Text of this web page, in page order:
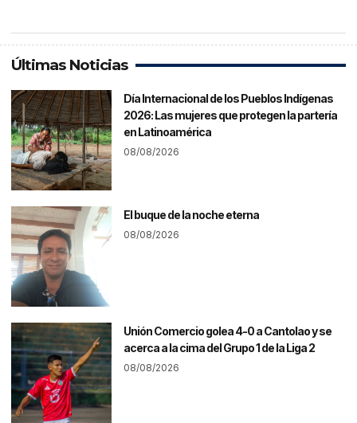
Últimas Noticias
Día Internacional de los Pueblos Indígenas
2026: Las mujeres que protegen la partería
en Latinoamérica
08/08/2026
El buque de la noche eterna
08/08/2026
Unión Comercio golea 4-0 a Cantolao y se
acerca a la cima del Grupo 1 de la Liga 2
08/08/2026